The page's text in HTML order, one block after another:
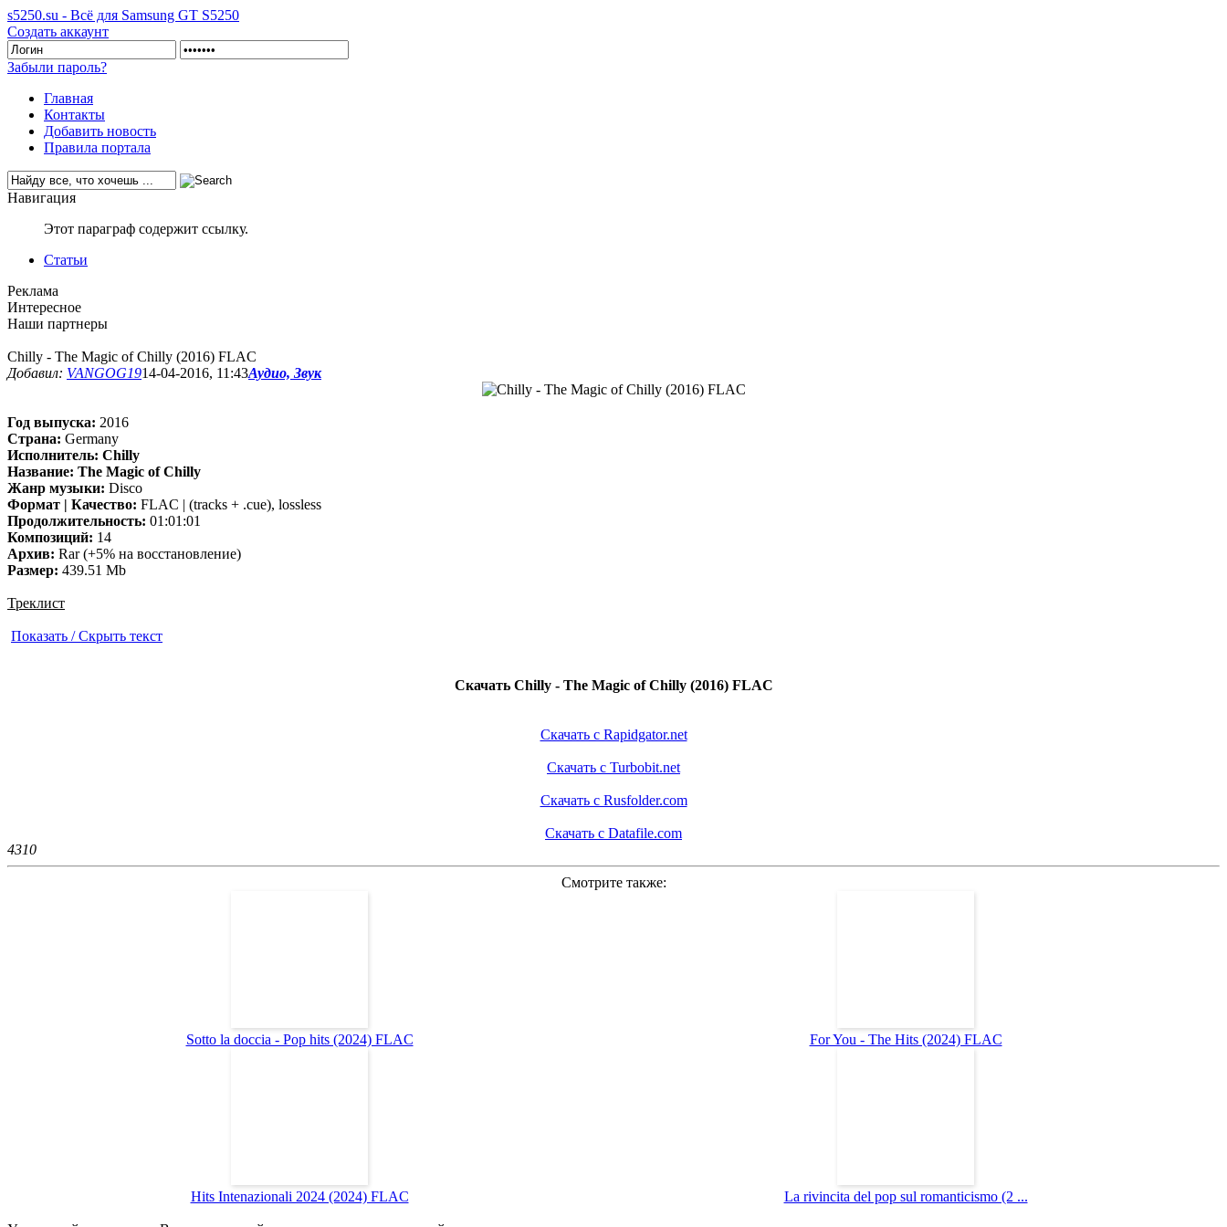
s5250.su - Всё для Samsung GT S5250
Создать аккаунт
Забыли пароль?
Главная
Контакты
Добавить новость
Правила портала
Навигация
Этот параграф содержит ссылку.
Статьи
Реклама
Интересное
Наши партнеры
Chilly - The Magic of Chilly (2016) FLAC
Добавил: VANGOG1914-04-2016, 11:43Аудио, Звук
Год выпуска: 2016
Страна: Germany
Исполнитель: Chilly
Название: The Magic of Chilly
Жанр музыки: Disco
Формат | Качество: FLAC | (tracks + .cue), lossless
Продолжительность: 01:01:01
Композиций: 14
Архив: Rar (+5% на восстановление)
Размер: 439.51 Mb
Треклист
Показать / Скрыть текст
Скачать Chilly - The Magic of Chilly (2016) FLAC
Скачать с Rapidgator.net
Скачать с Turbobit.net
Скачать с Rusfolder.com
Скачать с Datafile.com
4310
Смотрите также:
Sotto la doccia - Pop hits (2024) FLAC For You - The Hits (2024) FLAC
Hits Intenazionali 2024 (2024) FLAC La rivincita del pop sul romanticismo (2 ...